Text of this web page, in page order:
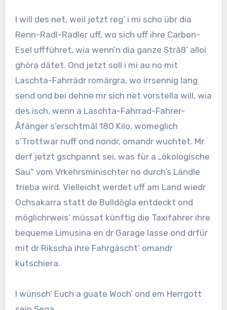
I will des net, weil jetzt reg’ i mi scho übr dia
Renn-Radl-Radler uff, wo sich uff ihre Carbon-
Esel uffführet, wia wenn’n dia ganze Strâß’ alloi
ghöra dätet. Ond jetzt soll i mi au no mit
Laschta-Fahrrädr romärgra, wo irrsennig lang
send ond bei dehne mr sich net vorstella will, wia
des isch, wenn a Laschta-Fahrrad-Fahrer-
Âfänger s’erschtmâl 180 Kilo, womeglich
s’Trottwar nuff ond nondr, omandr wuchtet. Mr
derf jetzt gschpannt sei, was für a „ökologische
Sau“ vom Vrkehrsminischter no durch’s Ländle
trieba wird. Vielleicht werdet uff am Land wiedr
Ochsakarra statt de Bulldögla entdeckt ond
möglichrweis’ müssat künftig die Taxifahrer ihre
bequeme Limusina en dr Garage lasse ond drfür
mit dr Rikscha ihre Fahrgäscht’ omandr
kutschiera.
I wünsch’ Euch a guate Woch’ ond em Herrgott